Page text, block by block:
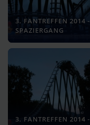
3. FANTREFFEN 2014 -
SPAZIERGANG
3. FANTREFFEN 2014 -